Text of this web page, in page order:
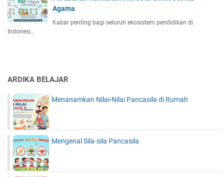
Agama
Kabar penting bagi seluruh ekosistem pendidikan di
Indonesi…
ARDIKA BELAJAR
Menanamkan Nilai-Nilai Pancasila di Rumah
Mengenal Sila-sila Pancasila